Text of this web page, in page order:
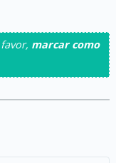
marcar como